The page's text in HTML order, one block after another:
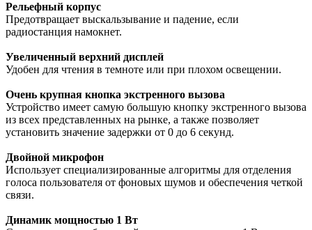
Рельефный корпус
Предотвращает выскальзывание и падение, если
радиостанция намокнет.
Увеличенный верхний дисплей
Удобен для чтения в темноте или при плохом освещении.
Очень крупная кнопка экстренного вызова
Устройство имеет самую большую кнопку экстренного вызова
из всех представленных на рынке, а также позволяет
установить значение задержки от 0 до 6 секунд.
Двойной микрофон
Использует специализированные алгоритмы для отделения
голоса пользователя от фоновых шумов и обеспечения четкой
связи.
Динамик мощностью 1 Вт